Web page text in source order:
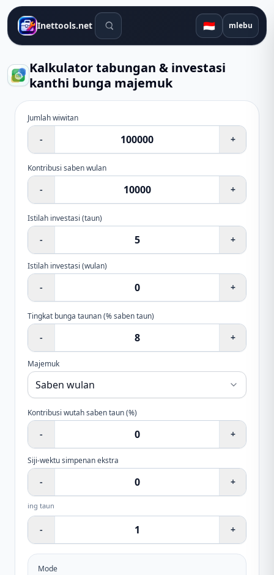
Inettools.net Alat telusuran 🇮🇩 mlebu
Kalkulator tabungan & investasi
kanthi bunga majemuk
Jumlah wiwitan
- +
Kontribusi saben wulan
- +
Istilah investasi (taun)
- +
Istilah investasi (wulan)
- +
Tingkat bunga taunan (% saben taun)
- +
Majemuk
Kontribusi wutah saben taun (%)
- +
Siji-wektu simpenan ekstra
- +
ing taun
- +
Mode